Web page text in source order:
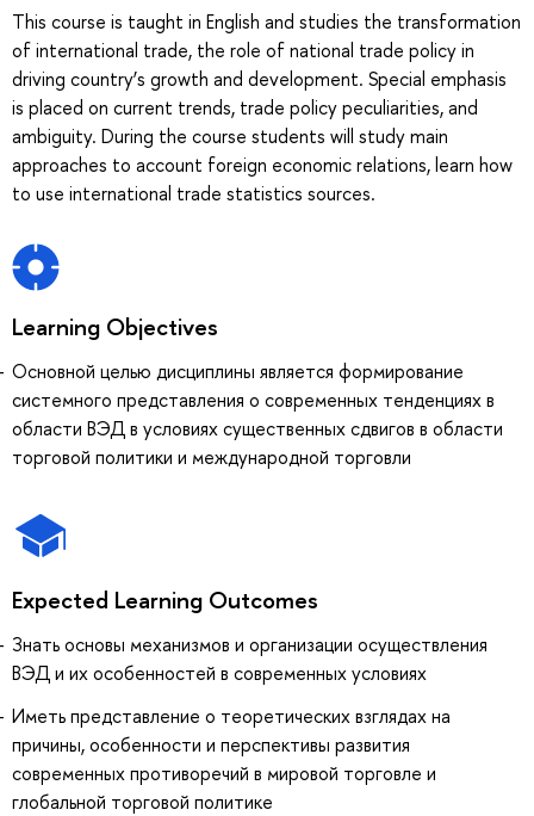
This course is taught in English and studies the transformation
of international trade, the role of national trade policy in
driving country’s growth and development. Special emphasis
is placed on current trends, trade policy peculiarities, and
ambiguity. During the course students will study main
approaches to account foreign economic relations, learn how
to use international trade statistics sources.
Learning Objectives
Основной целью дисциплины является формирование
системного представления о современных тенденциях в
области ВЭД в условиях существенных сдвигов в области
торговой политики и международной торговли
Expected Learning Outcomes
Знать основы механизмов и организации осуществления
ВЭД и их особенностей в современных условиях
Иметь представление о теоретических взглядах на
причины, особенности и перспективы развития
современных противоречий в мировой торговле и
глобальной торговой политике